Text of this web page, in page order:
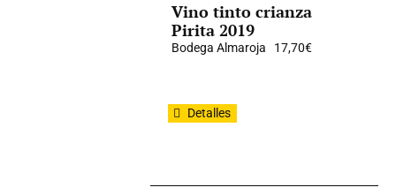
Vino tinto crianza
Pirita 2019
Bodega Almaroja 17,70€
Detalles